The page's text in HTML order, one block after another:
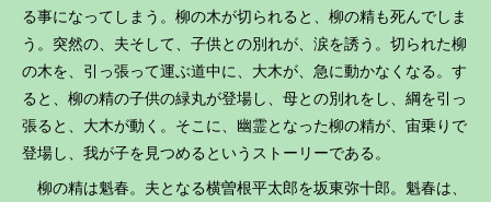
る事になってしまう。柳の木が切られると、柳の精も死んでしま
う。突然の、夫そして、子供との別れが、涙を誘う。切られた柳
の木を、引っ張って運ぶ道中に、大木が、急に動かなくなる。す
ると、柳の精の子供の緑丸が登場し、母との別れをし、綱を引っ
張ると、大木が動く。そこに、幽霊となった柳の精が、宙乗りで
登場し、我が子を見つめるというストーリーである。
柳の精は魁春。夫となる横曽根平太郎を坂東弥十郎。魁春は、